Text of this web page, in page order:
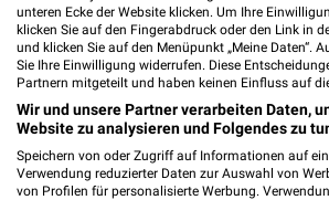
337,24 km
Hörideal Leck
Am Stadion 1
25917 Leck
Heute
geschlossen
unteren Ecke der Website klicken. Um Ihre
klicken Sie auf den Fingerabdruck oder den Link in
und klicken Sie auf den Menüpunkt „Meine Daten“.
Sie Ihre Einwilligung widerrufen. Diese
Partnern mitgeteilt und haben keinen Einfluss auf
Wir und unsere Partner verarbeiten Daten,
Website zu analysieren und Folgendes zu
Speichern von oder Zugriff auf Informationen auf
Verwendung reduzierter Daten zur Auswahl von
von Profilen für personalisierte Werbung.